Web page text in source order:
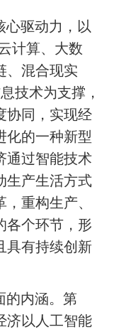
心驱动力，以
计算、大数
、混合现实
技术为支撑，
协同，实现经
化的一种新型
通过智能技术
生产生活方式
重构生产、
各个环节，形
具有持续创新
的内涵。第
济以人工智能